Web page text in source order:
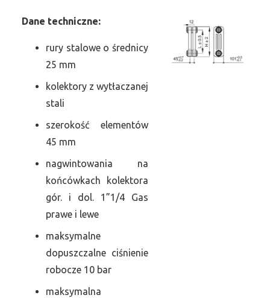
Dane techniczne:
rury stalowe o średnicy
25 mm
kolektory z wytłaczanej
stali
szerokość elementów
45 mm
nagwintowania na
końcówkach kolektora
gór. i dol. 1”1/4 Gas
prawe i lewe
maksymalne
dopuszczalne ciśnienie
robocze 10 bar
maksymalna